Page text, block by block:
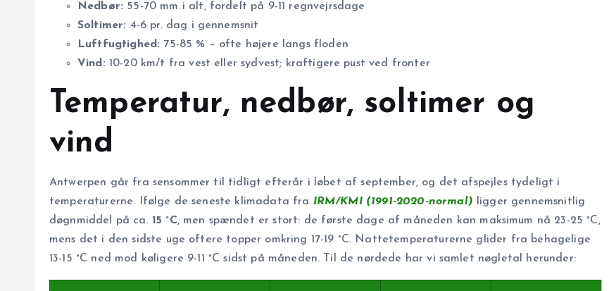
Nedbør: 55-70 mm i alt, fordelt på 9-11 regnvejrsdage
Soltimer: 4-6 pr. dag i gennemsnit
Luftfugtighed: 75-85 % – ofte højere langs floden
Vind: 10-20 km/t fra vest eller sydvest; kraftigere pust ved fronter
Temperatur, nedbør, soltimer og
vind
Antwerpen går fra sensommer til tidligt efterår i løbet af september, og det afspejles tydeligt i
temperaturerne. Ifølge de seneste klimadata fra IRM/KMI (1991-2020-normal) ligger gennemsnitlig
døgnmiddel på ca. 15 °C, men spændet er stort: de første dage af måneden kan maksimum nå 23-25 °C,
mens det i den sidste uge oftere topper omkring 17-19 °C. Nattetemperaturerne glider fra behagelige
13-15 °C ned mod køligere 9-11 °C sidst på måneden. Til de nørdede har vi samlet nøgletal herunder: